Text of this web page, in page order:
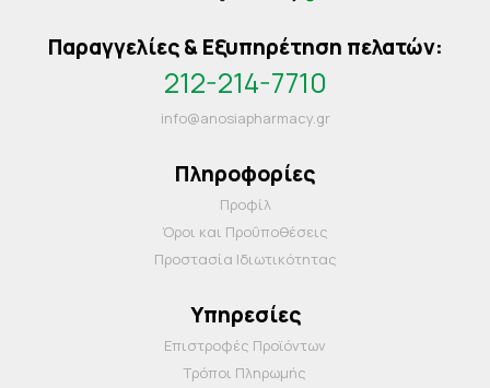
Παραγγελίες & Εξυπηρέτηση πελατών:
212-214-7710
info@anosiapharmacy.gr
Πληροφορίες
Προφίλ
Όροι και Προΰποθέσεις
Προστασία Ιδιωτικότητας
Υπηρεσίες
Επιστροφές Προϊόντων
Τρόποι Πληρωμής